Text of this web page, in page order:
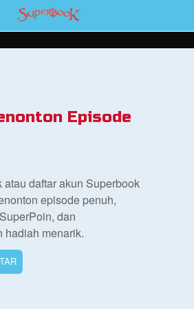
Return to Content
Episode
atau daftar akun Superbook
episode penuh,
dan
hadiah menarik.